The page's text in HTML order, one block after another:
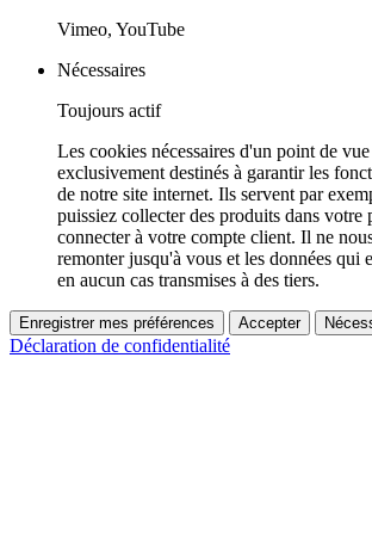
Vimeo, YouTube
Nécessaires
Toujours actif
Les cookies nécessaires d'un point de
exclusivement destinés à garantir les
de notre site internet. Ils servent par
puissiez collecter des produits dans votre
connecter à votre compte client. Il ne
remonter jusqu'à vous et les données qui
en aucun cas transmises à des tiers.
Enregistrer mes préférences Accepter
Déclaration de confidentialité